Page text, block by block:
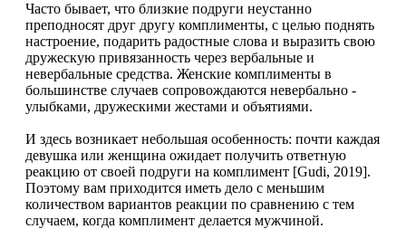
Часто бывает, что близкие подруги неустанно
преподносят друг другу комплименты, с целью поднять
настроение, подарить радостные слова и выразить свою
дружескую привязанность через вербальные и
невербальные средства. Женские комплименты в
большинстве случаев сопровождаются невербально -
улыбками, дружескими жестами и объятиями.
И здесь возникает небольшая особенность: почти каждая
девушка или женщина ожидает получить ответную
реакцию от своей подруги на комплимент [Gudi, 2019].
Поэтому вам приходится иметь дело с меньшим
количеством вариантов реакции по сравнению с тем
случаем, когда комплимент делается мужчиной.